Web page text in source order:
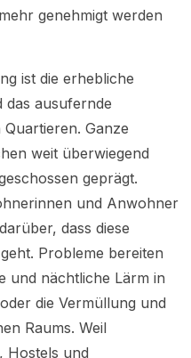
genehmigt werden
ist die erhebliche
das ausufernde
Ganze
weit überwie­gend
geprägt.
und Anwohner
dass diese
Probleme bereiten
und nächtliche Lärm in
die Vermüllung und
Raums. Weil
Hostels und